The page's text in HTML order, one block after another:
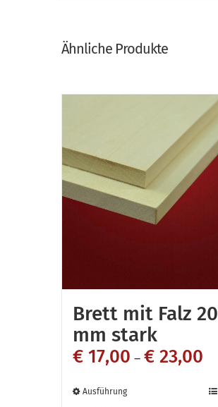
Ähnliche Produkte
Brett mit Falz 20
mm stark
€ 17,00 – € 23,00
Ausführung